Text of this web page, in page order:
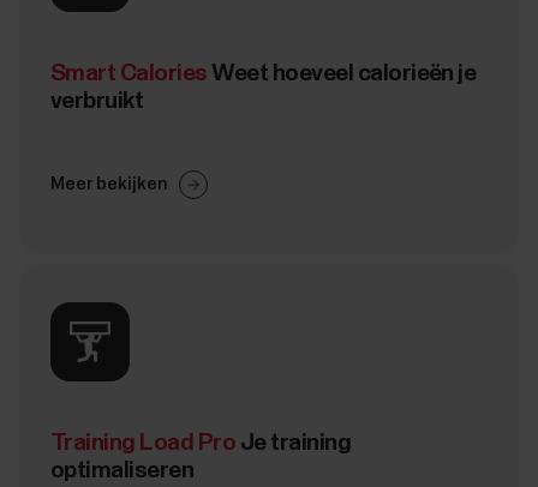
Smart Calories Weet hoeveel calorieën je
verbruikt
Meer bekijken
Training Load Pro Je training
optimaliseren